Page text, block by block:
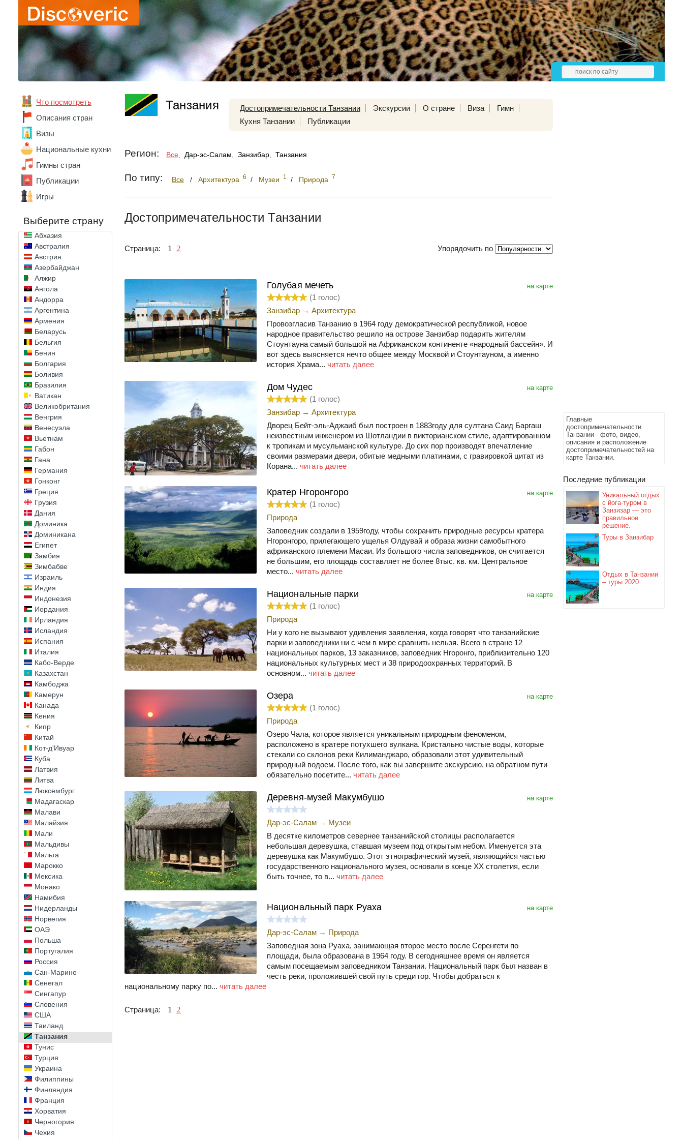
Что посмотреть
Описания стран
Визы
Национальные кухни
Гимны стран
Публикации
Игры
Выберите страну
Абхазия
Австралия
Австрия
Азербайджан
Алжир
Ангола
Андорра
Аргентина
Армения
Беларусь
Бельгия
Бенин
Болгария
Боливия
Бразилия
Ватикан
Великобритания
Венгрия
Венесуэла
Вьетнам
Габон
Гана
Германия
Гонконг
Греция
Грузия
Дания
Доминика
Доминикана
Египет
Замбия
Зимбабве
Израиль
Индия
Индонезия
Иордания
Ирландия
Исландия
Испания
Италия
Кабо-Верде
Казахстан
Камбоджа
Камерун
Канада
Кения
Кипр
Китай
Кот-д'Ивуар
Куба
Латвия
Литва
Люксембург
Мадагаскар
Малави
Малайзия
Мали
Мальдивы
Мальта
Марокко
Мексика
Монако
Намибия
Нидерланды
Норвегия
ОАЭ
Польша
Португалия
Россия
Сан-Марино
Сенегал
Сингапур
Словения
США
Таиланд
Танзания
Тунис
Турция
Украина
Филиппины
Финляндия
Франция
Хорватия
Черногория
Чехия
Главные
достопримечательности
Танзании - фото, видео,
описания и расположение
достопримечательностей на
карте Танзании.
Последние публикации
Уникальный отдых
с йога-туром в
Занзизар — это
правильное
решение.
Туры в Занзибар
Отдых в Танзании
– туры 2020
Танзания Достопримечательности Танзании Экскурсии О стране Виза
Гимн
Кухня Танзании
Публикации
Регион: Все Дар-эс-Салам Занзибар Танзания
По типу: Все / Архитектура 6 / Музеи 1 / Природа 7
Достопримечательности Танзании
Упорядочить по
Страница: 1 2
на карте
Голубая мечеть
(1 голос)
Занзибар → Архитектура
Провозгласив Танзанию в 1964 году демократической республикой, новое
народное правительство решило на острове Занзибар подарить жителям
Стоунтауна самый большой на Африканском континенте «народный бассейн». И
вот здесь выясняется нечто общее между Москвой и Стоунтауном, а именно
история Храма... читать далее
на карте
Дом Чудес
(1 голос)
Занзибар → Архитектура
Дворец Бейт-эль-Аджаиб был построен в 1883году для султана Саид Баргаш
неизвестным инженером из Шотландии в викторианском стиле, адаптированном
к тропикам и мусульманской культуре. До сих пор производят впечатление
своими размерами двери, обитые медными платинами, с гравировкой цитат из
Корана... читать далее
на карте
Кратер Нгоронгоро
(1 голос)
Природа
Заповедник создали в 1959году, чтобы сохранить природные ресурсы кратера
Нгоронгоро, прилегающего ущелья Олдувай и образа жизни самобытного
африканского племени Масаи. Из большого числа заповедников, он считается
не большим, его площадь составляет не более 8тыс. кв. км. Центральное
место... читать далее
на карте
Национальные парки
(1 голос)
Природа
Ни у кого не вызывают удивления заявления, когда говорят что танзанийские
парки и заповедники ни с чем в мире сравнить нельзя. Всего в стране 12
национальных парков, 13 заказников, заповедник Нгоронго, приблизительно 120
национальных культурных мест и 38 природоохранных территорий. В
основном... читать далее
на карте
Озера
(1 голос)
Природа
Озеро Чала, которое является уникальным природным феноменом,
расположено в кратере потухшего вулкана. Кристально чистые воды, которые
стекали со склонов реки Килиманджаро, образовали этот удивительный
природный водоем. После того, как вы завершите экскурсию, на обратном пути
обязательно посетите... читать далее
на карте
Деревня-музей Макумбушо
Дар-эс-Салам → Музеи
В десятке километров севернее танзанийской столицы располагается
небольшая деревушка, ставшая музеем под открытым небом. Именуется эта
деревушка как Макумбушо. Этот этнографический музей, являющийся частью
государственного национального музея, основали в конце ХХ столетия, если
быть точнее, то в... читать далее
на карте
Национальный парк Руаха
Дар-эс-Салам → Природа
Заповедная зона Руаха, занимающая второе место после Серенгети по
площади, была образована в 1964 году. В сегодняшнее время он является
самым посещаемым заповедником Танзании. Национальный парк был назван в
честь реки, проложившей свой путь среди гор. Чтобы добраться к
национальному парку по... читать далее
Страница: 1 2